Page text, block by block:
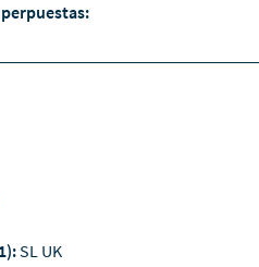
SL UK